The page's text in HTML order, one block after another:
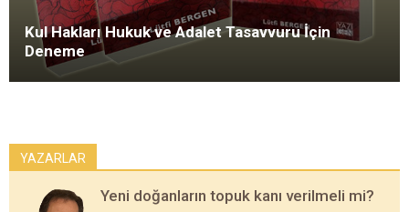
Kul Hakları Hukuk ve Adalet Tasavvuru İçin
Deneme
YAZARLAR
Yeni doğanların topuk kanı verilmeli mi?